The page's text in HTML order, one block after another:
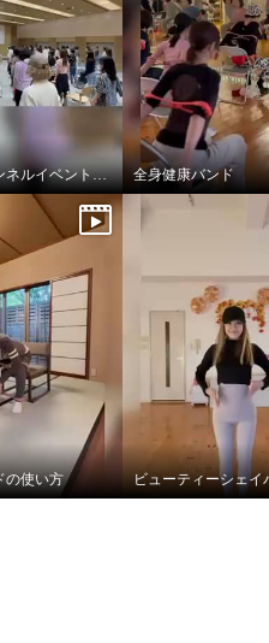
に 全身エクサ
ショップチャンネルイベントで全身健康バンド 全身健康バンド
の使い方